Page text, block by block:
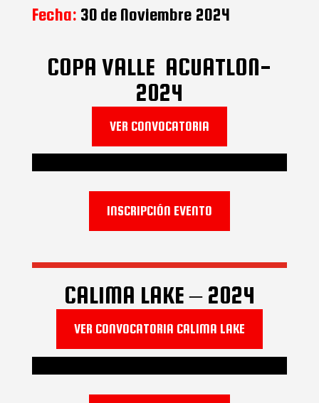
Fecha: 30 de Noviembre 2024
COPA VALLE ACUATLON-
2024
VER CONVOCATORIA
INSCRIPCIÓN EVENTO
CALIMA LAKE – 2024
VER CONVOCATORIA CALIMA LAKE